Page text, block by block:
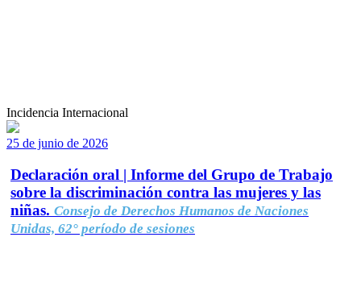
Incidencia Internacional
25 de junio de 2026
Declaración oral | Informe del Grupo de Trabajo
sobre la discriminación contra las mujeres y las
niñas. Consejo de Derechos Humanos de Naciones
Unidas, 62° período de sesiones